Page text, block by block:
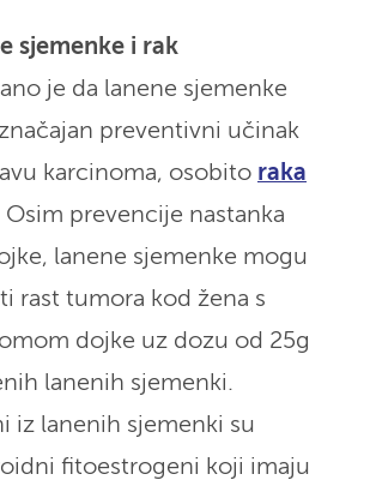
sjemenke i rak
je da lanene sjemenke
preventivni učinak
karcinoma, osobito raka
Osim prevencije nastanka
lanene sjemenke mogu
rast tumora kod žena s
dojke uz dozu od 25g
lanenih sjemenki.
iz lanenih sjemenki su
fitoestrogeni koji imaju